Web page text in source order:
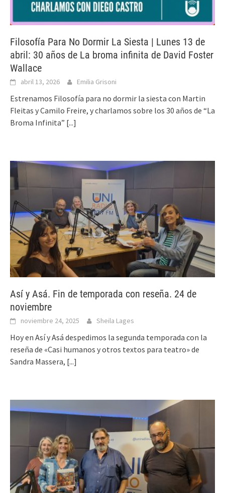
Filosofía Para No Dormir La Siesta | Lunes 13 de
abril: 30 años de La broma infinita de David Foster
Wallace
abril 13, 2026 Emilia Grisoni
Estrenamos Filosofía para no dormir la siesta con Martin
Fleitas y Camilo Freire, y charlamos sobre los 30 años de “La
Broma Infinita” [...]
Así y Asá. Fin de temporada con reseña. 24 de
noviembre
noviembre 24, 2025 Sheila Lages
Hoy en Así y Asá despedimos la segunda temporada con la
reseña de «Casi humanos y otros textos para teatro» de
Sandra Massera, [...]